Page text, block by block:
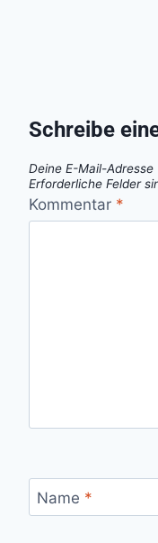
Schreibe
Deine E-Mail-
Erforderliche Felder
Kommentar *
Name *